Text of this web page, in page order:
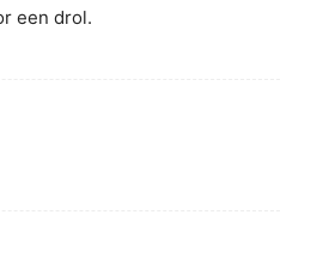
een drol.